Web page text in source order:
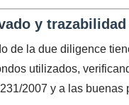
y trazabilidad
de la due diligence
utilizados,
2007 y a las buenas